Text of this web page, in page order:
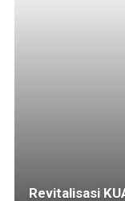
Revitalisasi